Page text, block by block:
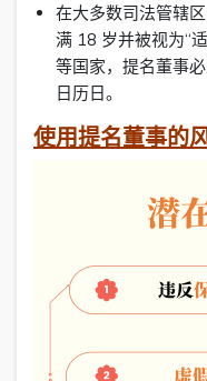
在大多数司法管辖
满 18 岁并被视为“
等国家，提名董事
日历日。
使用提名董事的